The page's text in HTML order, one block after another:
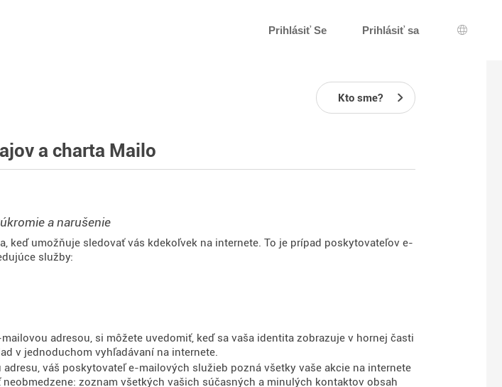
Prihlásiť Se Prihlásiť sa
Výber
Kto sme?
a charta Mailo
a narušenie
keď umožňuje sledovať vás kdekoľvek na internete. To je prípad poskytovateľov e-
služby:
adresou, si môžete uvedomiť, keď sa vaša identita zobrazuje v hornej časti
v jednoduchom vyhľadávaní na internete.
váš poskytovateľ e-mailových služieb pozná všetky vaše akcie na internete
zoznam všetkých vašich súčasných a minulých kontaktov obsah